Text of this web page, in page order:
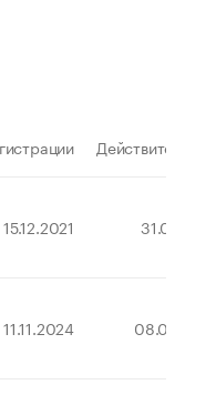
Действителен
15.12.2021
11.11.2024